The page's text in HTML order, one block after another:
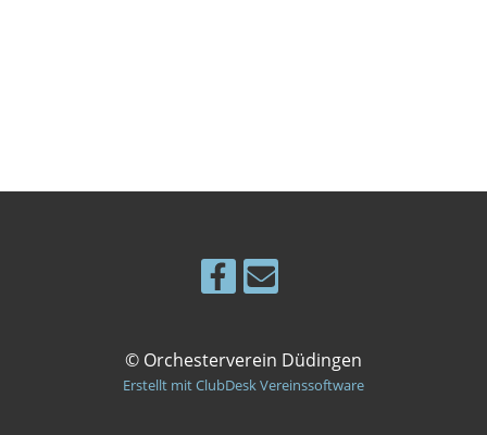
© Orchesterverein Düdingen
Erstellt mit ClubDesk Vereinssoftware